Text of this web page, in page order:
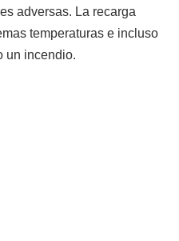
adversas. La recarga
temperaturas e incluso
un incendio.